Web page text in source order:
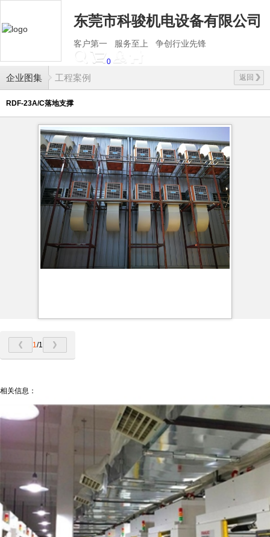
东莞市科骏机电设备有限公司
客户第一 服务至上 争创行业先锋
0
企业图集 返回
工程案例
RDF-23A/C落地支撑
1/1
相关信息：